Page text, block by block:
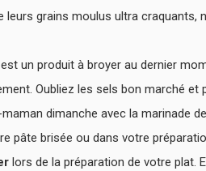
leurs grains moulus ultra
un produit à broyer au dernier
Oubliez les sels bon marché et
dimanche avec la marinade
pâte brisée ou dans votre
lors de la préparation de votre plat.